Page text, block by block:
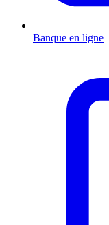
Banque en ligne